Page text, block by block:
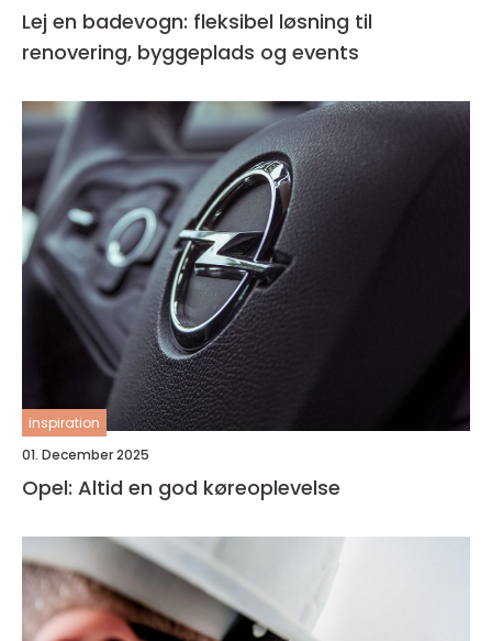
Lej en badevogn: fleksibel løsning til
renovering, byggeplads og events
inspiration
01. December 2025
Opel: Altid en god køreoplevelse